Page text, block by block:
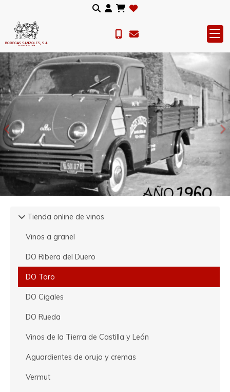
Anterior
Tienda online de vinos
Vinos a granel
DO Ribera del Duero
DO Toro
DO Cigales
DO Rueda
Vinos de la Tierra de Castilla y León
Aguardientes de orujo y cremas
Vermut